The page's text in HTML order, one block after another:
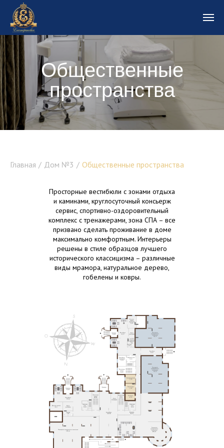
Общественные
пространства
Главная / Дом №3 / Общественные пространства
ЗОНЫ ОТДЫХА С КАМИНАМИ В
ВЕСТИБЮЛЯХ. СОБСТВЕННЫЙ СПА И
ФИТНЕС ЦЕНТРЫ, КРУГЛОСУТОЧНЫЙ
КОНСЬЕРЖ-СЕРВИС. КОЛЯСОЧНЫЕ И
ДУШЕВЫЕ ДЛЯ ДОМАШНИХ ПИТОМЦЕВ.
Просторные вестибюли с зонами отдыха
и каминами, круглосуточный консьерж
сервис, спортивно-оздоровительный
комплекс с тренажерами, зона СПА – все
призвано сделать проживание в доме
максимально комфортным. Интерьеры
решены в стиле образцов лучшего
исторического классицизма – различные
виды мрамора, натуральное дерево,
гобелены и ковры.
Россия, Тверская область,
п. Екатериновка